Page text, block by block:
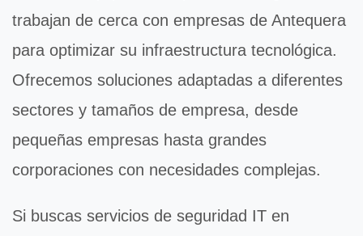
trabajan de cerca con empresas de Antequera
para optimizar su infraestructura tecnológica.
Ofrecemos soluciones adaptadas a diferentes
sectores y tamaños de empresa, desde
pequeñas empresas hasta grandes
corporaciones con necesidades complejas.
Si buscas servicios de seguridad IT en